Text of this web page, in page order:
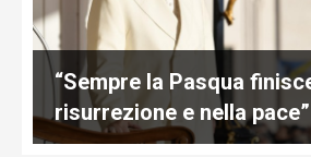
“Sempre la Pasqua
risurrezione e nella pace”